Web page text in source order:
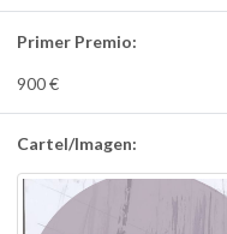
Primer Premio:
900 €
Cartel/Imagen: